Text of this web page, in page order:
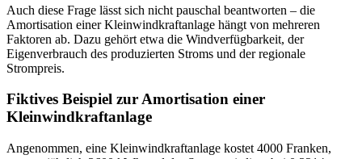
Auch diese Frage lässt sich nicht pauschal beantworten – die
Amortisation einer Kleinwindkraftanlage hängt von mehreren
Faktoren ab. Dazu gehört etwa die Windverfügbarkeit, der
Eigenverbrauch des produzierten Stroms und der regionale
Strompreis.
Fiktives Beispiel zur Amortisation einer
Kleinwindkraftanlage
Angenommen, eine Kleinwindkraftanlage kostet 4000 Franken,